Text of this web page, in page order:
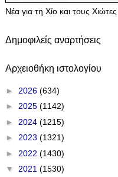
Νέα για τη Χίο και τους Χιώτες
Δημοφιλείς αναρτήσεις
Αρχειοθήκη ιστολογίου
► 2026 (634)
► 2025 (1142)
► 2024 (1215)
► 2023 (1321)
► 2022 (1430)
▼ 2021 (1530)